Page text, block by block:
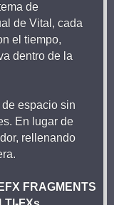
de
de Vital, cada
el tiempo,
dentro de la
espacio sin
En lugar de
rellenando
FRAGMENTS